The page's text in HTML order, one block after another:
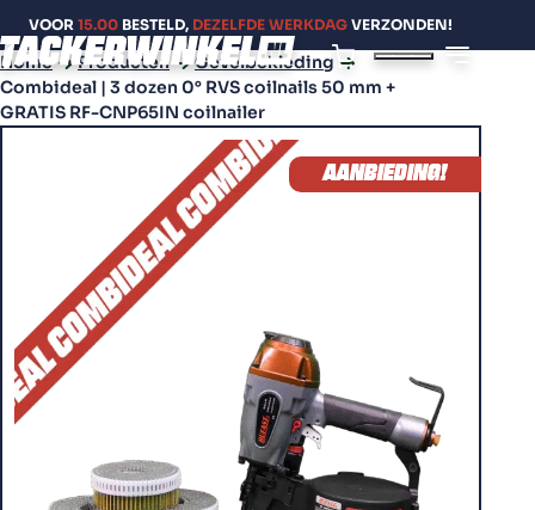
VOOR15.00 BESTELD, DEZELFDE WERKDAG VERZONDEN!
Home Producten
Gevelbekleding
Combideal | 3 dozen 0° RVS coilnails 50 mm +
GRATIS RF-CNP65IN coilnailer
AANBIEDING!